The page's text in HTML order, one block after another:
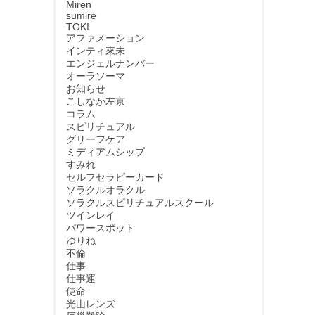
Miren
sumire
TOKI
アファメーション
インティ來未
エンジェルナンバー
オーラソーマ
お知らせ
こしなか左京
コラム
スピリチュアル
グリーフケア
ミディアムシップ
すみれ
セルフセラピーカード
ソラクルオラクル
ソラクルスピリチュアルスクール
ツインレイ
パワースポット
ゆりね
不倫
仕事
仕事運
使命
光山レンズ